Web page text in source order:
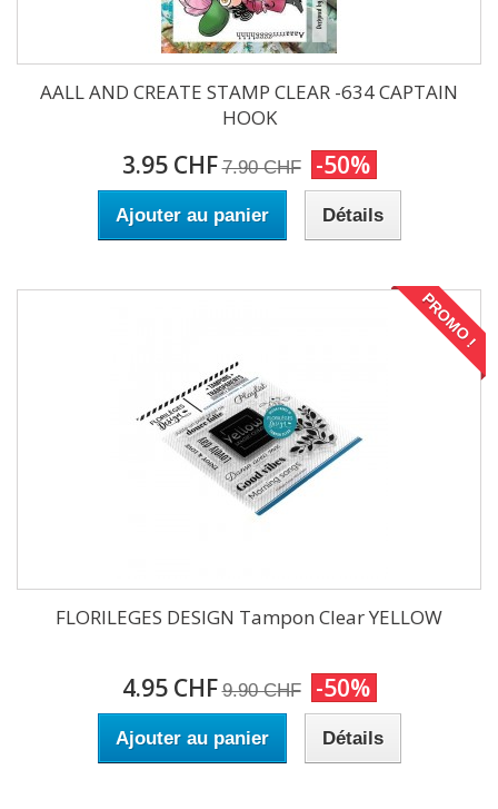
AALL AND CREATE STAMP CLEAR -634 CAPTAIN
HOOK
3.95 CHF 7.90 CHF -50%
Ajouter au panier Détails
PROMO !
FLORILEGES DESIGN Tampon Clear YELLOW
4.95 CHF 9.90 CHF -50%
Ajouter au panier Détails